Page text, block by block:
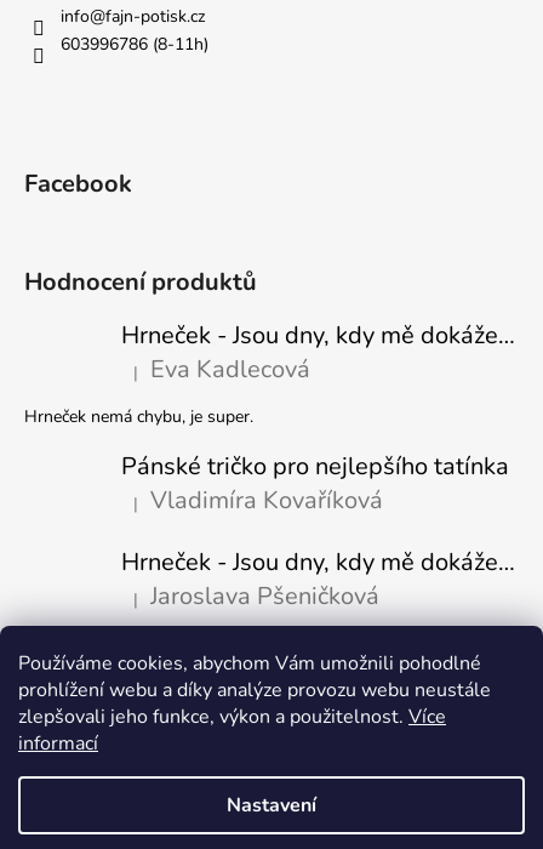
Používáme cookies, abychom Vám umožnili pohodlné
prohlížení webu a díky analýze provozu webu neustále
zlepšovali jeho funkce, výkon a použitelnost. Více
informací
Nastavení
info@fajn-potisk.cz
603996786 (8-11h)
Facebook
Hodnocení produktů
Hrneček - Jsou dny, kdy mě dokáže nasrat i vzduch - Sova
Hodnocení produktu je 5 z 5 hvězdiček.
| Eva Kadlecová
Hrneček nemá chybu, je super.
Pánské tričko pro nejlepšího tatínka
Hodnocení produktu je 5 z 5 hvězdiček.
| Vladimíra Kovaříková
Hrneček - Jsou dny, kdy mě dokáže nasrat i vzduch-naštvaný pejsek
Hodnocení produktu je 5 z 5 hvězdiček.
| Jaroslava Pšeničková
Přijímáme online platby